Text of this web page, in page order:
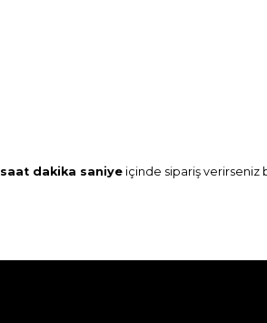
saat dakika saniye içinde sipariş verirseniz